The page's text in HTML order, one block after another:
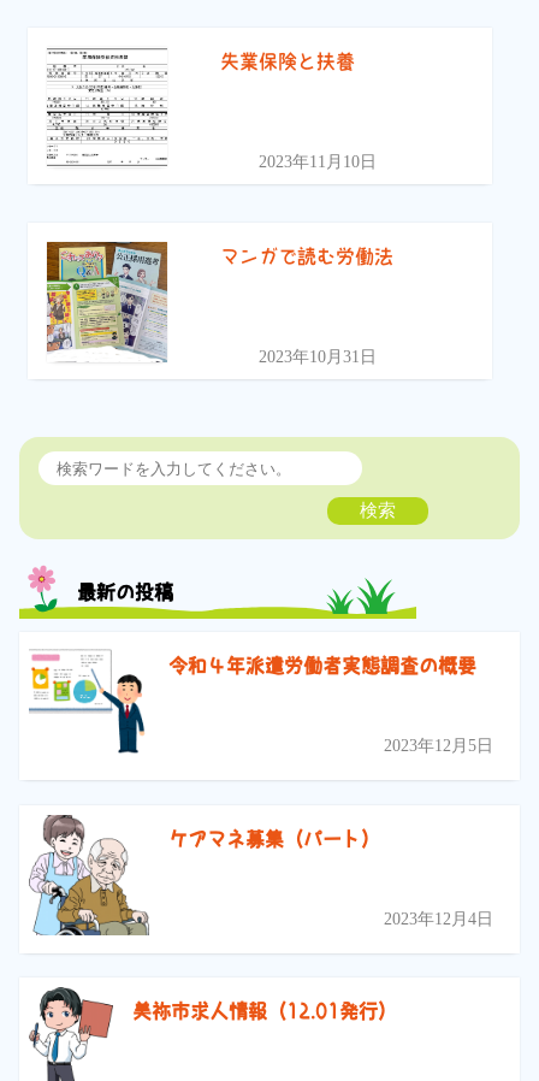
失業保険と扶養
2023年11月10日
マンガで読む労働法
2023年10月31日
検索
最新の投稿
令和４年派遣労働者実態調査の概要
2023年12月5日
ケアマネ募集（パート）
2023年12月4日
美祢市求人情報（12.01発行）